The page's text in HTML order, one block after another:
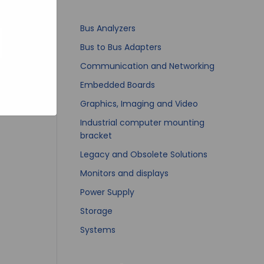
Bus Analyzers
Bus to Bus Adapters
Communication and Networking
Embedded Boards
Graphics, Imaging and Video
Industrial computer mounting
bracket
Legacy and Obsolete Solutions
Monitors and displays
Power Supply
Storage
Systems
van